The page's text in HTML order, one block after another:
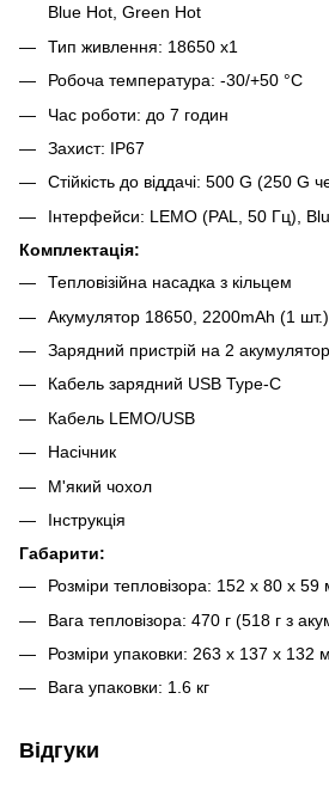
Blue Hot, Green Hot
Тип живлення: 18650 x1
Робоча температура: -30/+50 °C
Час роботи: до 7 годин
Захист: IP67
Стійкість до віддачі: 500 G (250 G
Інтерфейси: LEMO (PAL, 50 Гц),
Комплектація:
Тепловізійна насадка з кільцем
Акумулятор 18650, 2200mAh (1 шт.)
Зарядний пристрій на 2
Кабель зарядний USB Type-C
Кабель LEMO/USB
Насічник
М'який чохол
Інструкція
Габарити:
Розміри тепловізора: 152 x 80 x 59
Вага тепловізора: 470 г (518 г з
Розміри упаковки: 263 х 137 х 132
Вага упаковки: 1.6 кг
Відгуки